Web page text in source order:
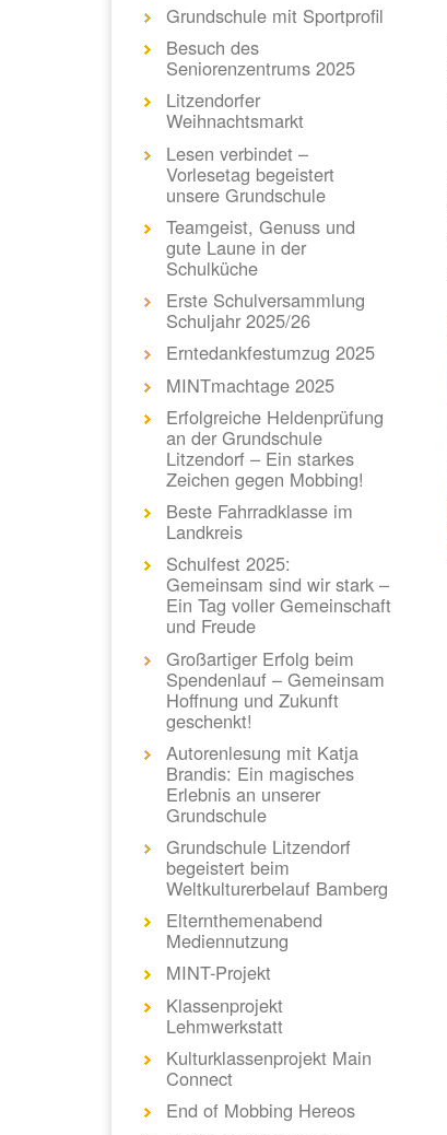
Grundschule mit Sportprofil
Besuch des
Seniorenzentrums 2025
Litzendorfer
Weihnachtsmarkt
Lesen verbindet –
Vorlesetag begeistert
unsere Grundschule
Teamgeist, Genuss und
gute Laune in der
Schulküche
Erste Schulversammlung
Schuljahr 2025/26
Erntedankfestumzug 2025
MINTmachtage 2025
Erfolgreiche Heldenprüfung
an der Grundschule
Litzendorf – Ein starkes
Zeichen gegen Mobbing!
Beste Fahrradklasse im
Landkreis
Schulfest 2025:
Gemeinsam sind wir stark –
Ein Tag voller Gemeinschaft
und Freude
Großartiger Erfolg beim
Spendenlauf – Gemeinsam
Hoffnung und Zukunft
geschenkt!
Autorenlesung mit Katja
Brandis: Ein magisches
Erlebnis an unserer
Grundschule
Grundschule Litzendorf
begeistert beim
Weltkulturerbelauf Bamberg
Elternthemenabend
Mediennutzung
MINT-Projekt
Klassenprojekt
Lehmwerkstatt
Kulturklassenprojekt Main
Connect
End of Mobbing Hereos